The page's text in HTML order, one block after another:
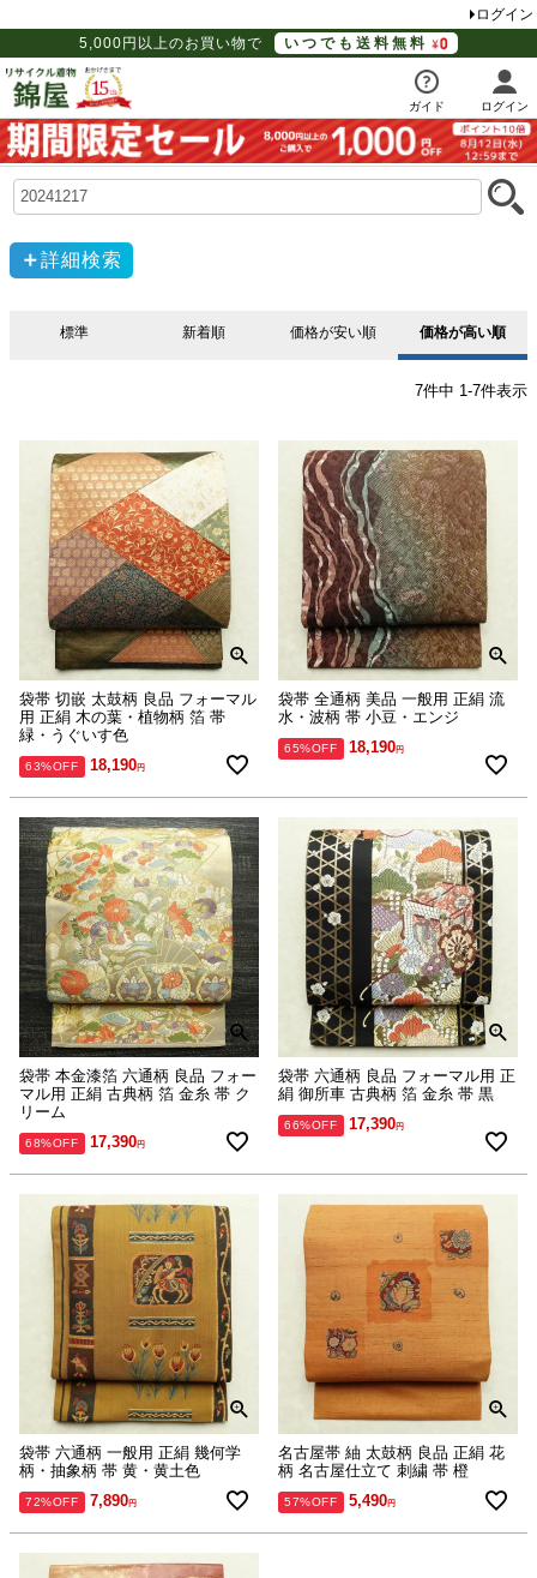
ログイン
5,000円以上のお買い物で
いつでも送料無料
ガイド ログイン
詳細検索
標準 新着順 価格が安い順 価格が高い順
7件中 1 -7件表示
袋帯 切嵌 太鼓柄 良品 フォーマル
用 正絹 木の葉・植物柄 箔 帯
緑・うぐいす色
63%OFF 18,190
袋帯 全通柄 美品 一般用 正絹 流
水・波柄 帯 小豆・エンジ
65%OFF 18,190
袋帯 本金漆箔 六通柄 良品 フォー
マル用 正絹 古典柄 箔 金糸 帯 ク
リーム
68%OFF 17,390
袋帯 六通柄 良品 フォーマル用 正
絹 御所車 古典柄 箔 金糸 帯 黒
66%OFF 17,390
袋帯 六通柄 一般用 正絹 幾何学
柄・抽象柄 帯 黄・黄土色
72%OFF 7,890
名古屋帯 紬 太鼓柄 良品 正絹 花
柄 名古屋仕立て 刺繍 帯 橙
57%OFF 5,490